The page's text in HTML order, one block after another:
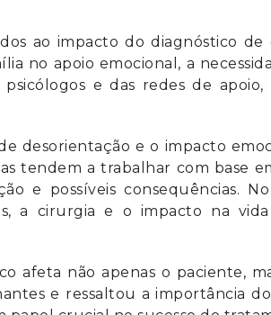
ao impacto do diagnóstico
no apoio emocional, a
e das redes de
desorientação e o impacto
tendem a trabalhar com base
e possíveis consequências.
a cirurgia e o impacto na
afeta não apenas o paciente,
e ressaltou a importância